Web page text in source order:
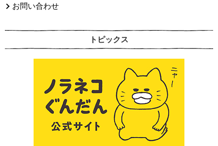
お問い合わせ
トピックス